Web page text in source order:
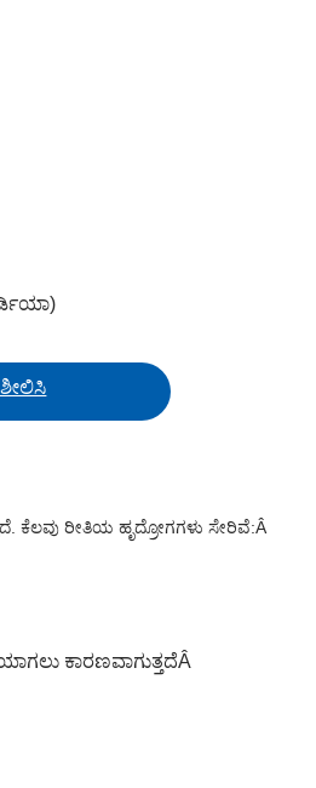
ಕೆಲವು ರೀತಿಯ ಹೃದ್ರೋಗಗಳು ಸೇರಿವೆ:Â
ಕಾರಣವಾಗುತ್ತದೆÂ